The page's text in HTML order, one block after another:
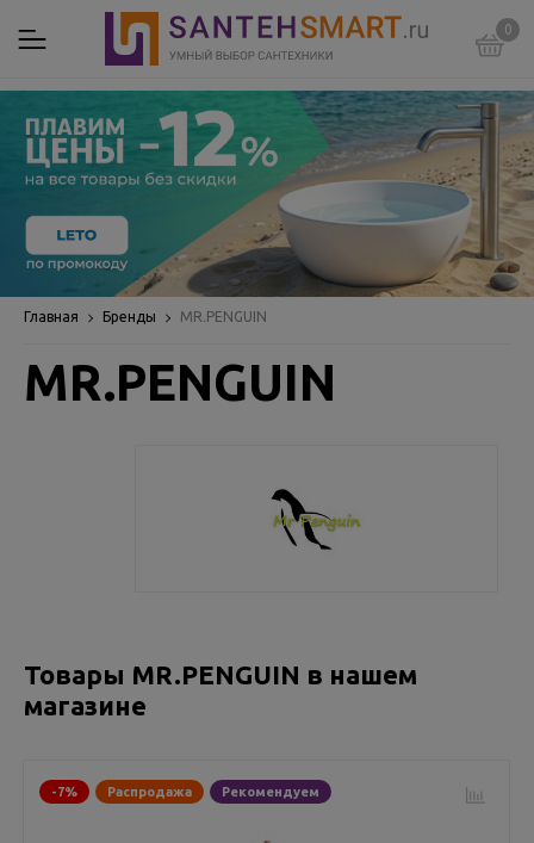
0
Главная Бренды MR.PENGUIN
MR.PENGUIN
Товары MR.PENGUIN в нашем
магазине
-7% Распродажа Рекомендуем